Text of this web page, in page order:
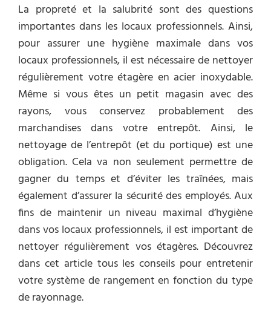
La propreté et la salubrité sont des questions
importantes dans les locaux professionnels. Ainsi,
pour assurer une hygiène maximale dans vos
locaux professionnels, il est nécessaire de nettoyer
régulièrement votre étagère en acier inoxydable.
Même si vous êtes un petit magasin avec des
rayons, vous conservez probablement des
marchandises dans votre entrepôt. Ainsi, le
nettoyage de l’entrepôt (et du portique) est une
obligation. Cela va non seulement permettre de
gagner du temps et d’éviter les traînées, mais
également d’assurer la sécurité des employés. Aux
fins de maintenir un niveau maximal d’hygiène
dans vos locaux professionnels, il est important de
nettoyer régulièrement vos étagères. Découvrez
dans cet article tous les conseils pour entretenir
votre système de rangement en fonction du type
de rayonnage.